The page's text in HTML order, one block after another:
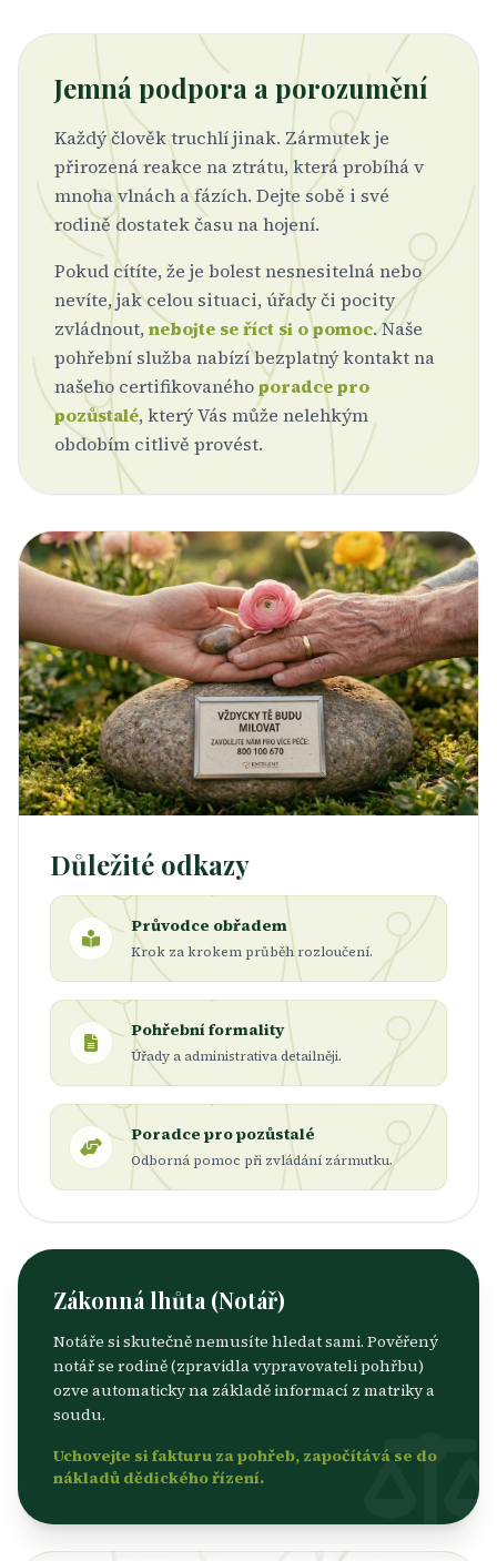
Jemná podpora a porozumění
Každý člověk truchlí jinak. Zármutek je
přirozená reakce na ztrátu, která probíhá v
mnoha vlnách a fázích. Dejte sobě i své
rodině dostatek času na hojení.
Pokud cítíte, že je bolest nesnesitelná nebo
nevíte, jak celou situaci, úřady či pocity
zvládnout, nebojte se říct si o pomoc. Naše
pohřební služba nabízí bezplatný kontakt na
našeho certifikovanéhoporadce pro
pozůstalé, který Vás může nelehkým
obdobím citlivě provést.
Důležité odkazy
Průvodce obřadem
Krok za krokem průběh rozloučení.
Pohřební formality
Úřady a administrativa detailněji.
Poradce pro pozůstalé
Odborná pomoc při zvládání zármutku.
Zákonná lhůta (Notář)
Notáře si skutečně nemusíte hledat sami. Pověřený
notář se rodině (zpravidla vypravovateli pohřbu)
ozve automaticky na základě informací z matriky a
soudu.
Uchovejte si fakturu za pohřeb, započítává se do
nákladů dědického řízení.